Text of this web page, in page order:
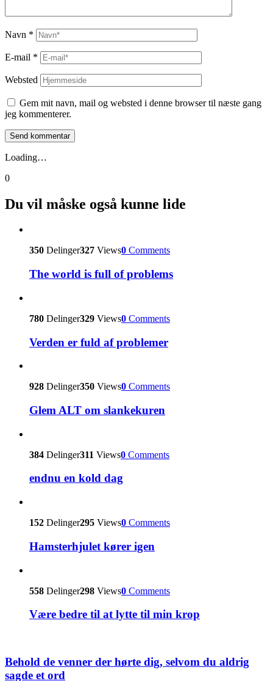
Navn *
E-mail *
Websted
Gem mit navn, mail og websted i denne browser til næste gang
jeg kommenterer.
Loading…
0
Du vil måske også kunne lide
350 Delinger327 Views0 Comments
The world is full of problems
780 Delinger329 Views0 Comments
Verden er fuld af problemer
928 Delinger350 Views0 Comments
Glem ALT om slankekuren
384 Delinger311 Views0 Comments
endnu en kold dag
152 Delinger295 Views0 Comments
Hamsterhjulet kører igen
558 Delinger298 Views0 Comments
Være bedre til at lytte til min krop
Behold de venner der hørte dig, selvom du aldrig
sagde et ord